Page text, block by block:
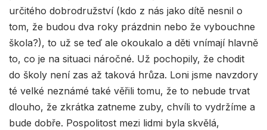
určitého dobrodružství (kdo z nás jako dítě nesnil o
tom, že budou dva roky prázdnin nebo že vybouchne
škola?), to už se teď ale okoukalo a děti vnímají hlavně
to, co je na situaci náročné. Už pochopily, že chodit
do školy není zas až taková hrůza. Loni jsme navzdory
té velké neznámé také věřili tomu, že to nebude trvat
dlouho, že zkrátka zatneme zuby, chvíli to vydržíme a
bude dobře. Pospolitost mezi lidmi byla skvělá,